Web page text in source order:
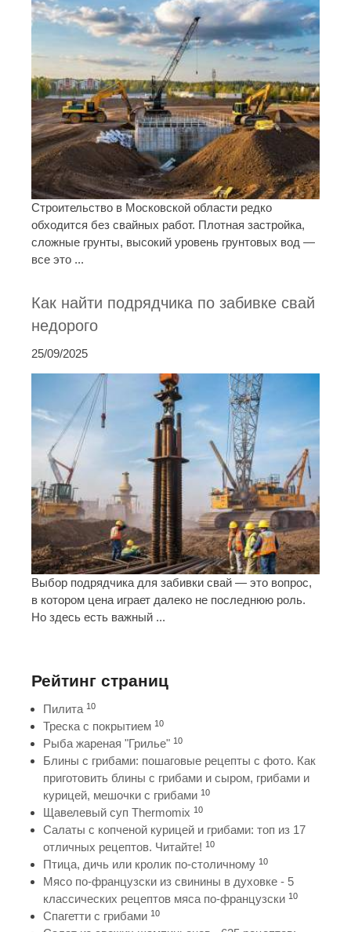
Строительство в Московской области редко
обходится без свайных работ. Плотная застройка,
сложные грунты, высокий уровень грунтовых вод —
все это ...
Как найти подрядчика по забивке свай
недорого
25/09/2025
Выбор подрядчика для забивки свай — это вопрос,
в котором цена играет далеко не последнюю роль.
Но здесь есть важный ...
Рейтинг страниц
Пилита 10
Треска с покрытием 10
Рыба жареная "Грилье" 10
Блины с грибами: пошаговые рецепты с фото. Как
приготовить блины с грибами и сыром, грибами и
курицей, мешочки с грибами 10
Щавелевый суп Thermomix 10
Салаты с копченой курицей и грибами: топ из 17
отличных рецептов. Читайте! 10
Птица, дичь или кролик по-столичному 10
Мясо по-французски из свинины в духовке - 5
классических рецептов мяса по-французски 10
Спагетти с грибами 10